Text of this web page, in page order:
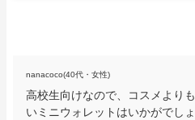
nanacoco(40代・女性)
高校生向けなので、コスメより
いミニウォレットはいかがでし